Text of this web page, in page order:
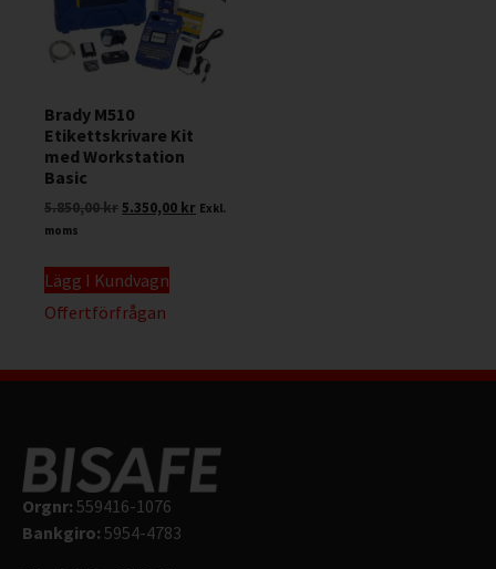
Brady M510
Etikettskrivare Kit
med Workstation
Basic
5.850,00kr5.350,00 kr Exkl.
moms
Lägg I Kundvagn
Offertförfrågan
Orgnr: 559416-1076
Bankgiro: 5954-4783